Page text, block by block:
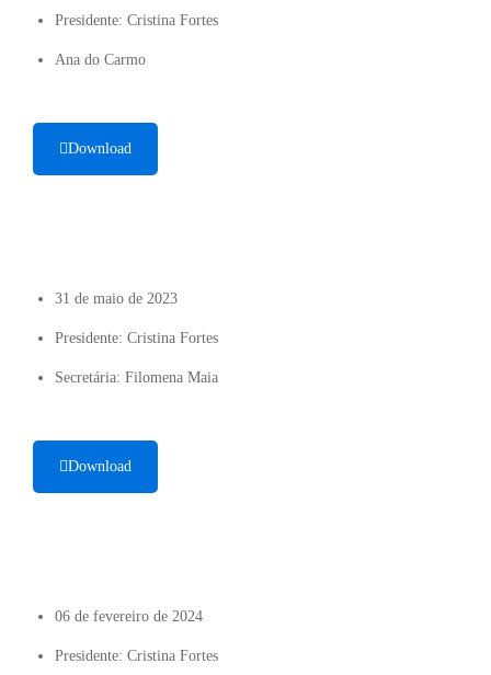
Presidente: Cristina Fortes
Ana do Carmo
Download
31 de maio de 2023
Presidente: Cristina Fortes
Secretária: Filomena Maia
Download
06 de fevereiro de 2024
Presidente: Cristina Fortes